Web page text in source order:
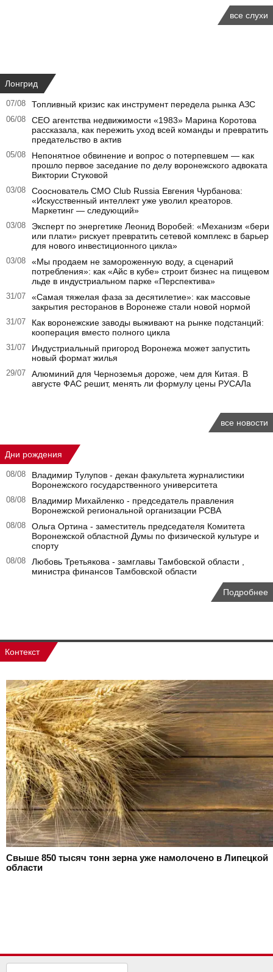
все слухи
Лонгрид
07/08 Топливный кризис как инструмент передела рынка АЗС
06/08
CEO агентства недвижимости «1983» Марина Коротова
рассказала, как пережить уход всей команды и превратить
предательство в актив
05/08
Непонятное обвинение и вопрос о потерпевшем — как
прошло первое заседание по делу воронежского адвоката
Виктории Стуковой
03/08
Сооснователь CMO Club Russia Евгения Чурбанова:
«Искусственный интеллект уже уволил креаторов.
Маркетинг — следующий»
03/08
Эксперт по энергетике Леонид Воробей: «Механизм «бери
или плати» рискует превратить сетевой комплекс в барьер
для нового инвестиционного цикла»
03/08
«Мы продаем не замороженную воду, а сценарий
потребления»: как «Айс в кубе» строит бизнес на пищевом
льде в индустриальном парке «Перспектива»
31/07
«Самая тяжелая фаза за десятилетие»: как массовые
закрытия ресторанов в Воронеже стали новой нормой
31/07
Как воронежские заводы выживают на рынке подстанций:
кооперация вместо полного цикла
31/07
Индустриальный пригород Воронежа может запустить
новый формат жилья
29/07
Алюминий для Черноземья дороже, чем для Китая. В
августе ФАС решит, менять ли формулу цены РУСАЛа
все новости
Дни рождения
08/08
Владимир Тулупов - декан факультета журналистики
Воронежского государственного университета
08/08
Владимир Михайленко - председатель правления
Воронежской региональной организации РСВА
08/08
Ольга Ортина - заместитель председателя Комитета
Воронежской областной Думы по физической культуре и
спорту
08/08
Любовь Третьякова - замглавы Тамбовской области ,
министра финансов Тамбовской области
Подробнее
Контекст
Свыше 850 тысяч тонн зерна уже намолочено в Липецкой
области